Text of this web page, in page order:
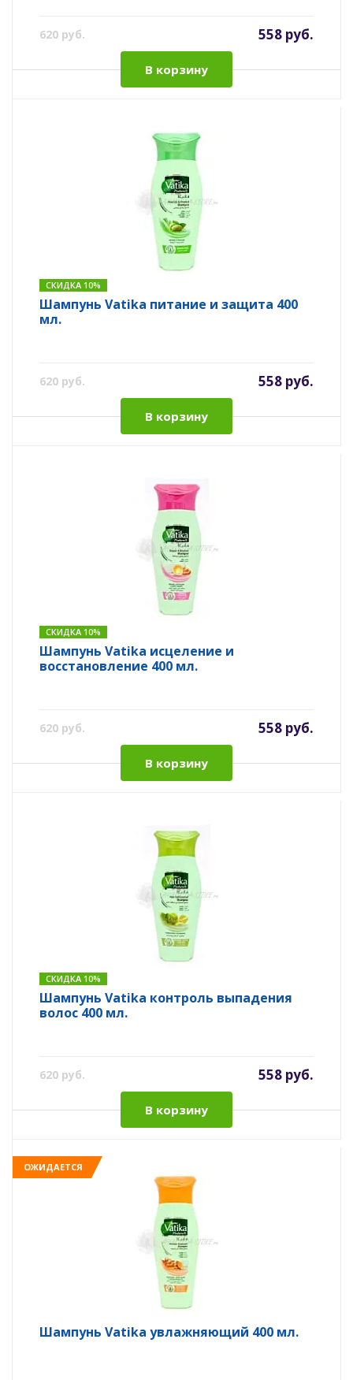
620 руб. 558 руб.
В корзину
СКИДКА 10%
Шампунь Vatika питание и защита 400
мл.
620 руб. 558 руб.
В корзину
СКИДКА 10%
Шампунь Vatika исцеление и
восстановление 400 мл.
620 руб. 558 руб.
В корзину
СКИДКА 10%
Шампунь Vatika контроль выпадения
волос 400 мл.
620 руб. 558 руб.
В корзину
ОЖИДАЕТСЯ
Шампунь Vatika увлажняющий 400 мл.